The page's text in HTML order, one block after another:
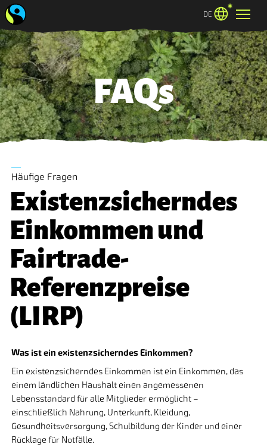
DE
FAQs
Häufige Fragen
Existenzsicherndes
Einkommen und
Fairtrade-
Referenzpreise
(LIRP)
Was ist ein existenzsicherndes Einkommen?
Ein existenzsicherndes Einkommen ist ein Einkommen, das
einem ländlichen Haushalt einen angemessenen
Lebensstandard für alle Mitglieder ermöglicht –
einschließlich Nahrung, Unterkunft, Kleidung,
Gesundheitsversorgung, Schulbildung der Kinder und einer
Rücklage für Notfälle.